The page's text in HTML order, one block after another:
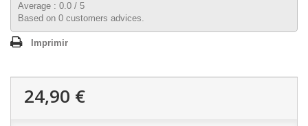
Average : 0.0 / 5
Based on 0 customers advices.
Imprimir
24,90 €